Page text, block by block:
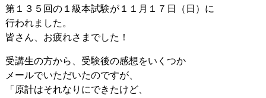
第１３５回の１級本試験が１１月１７日（日）に
行われました。
皆さん、お疲れさまでした！
受講生の方から、受験後の感想をいくつか
メールでいただいたのですが、
「原計はそれなりにできたけど、